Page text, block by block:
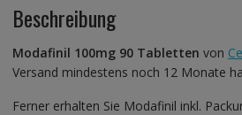
Beschreibung
Modafinil 100mg 90 Tabletten von
Versand mindestens noch 12 Monate
Ferner erhalten Sie Modafinil inkl.